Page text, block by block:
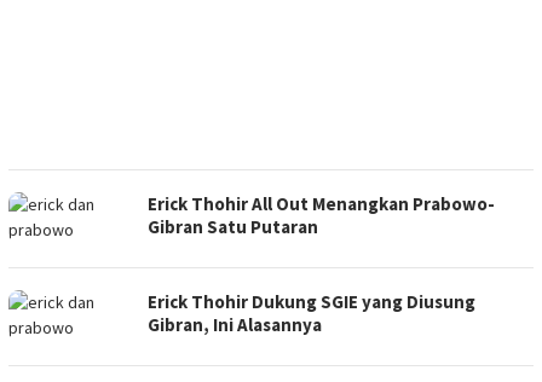
Erick Thohir All Out Menangkan Prabowo-
Gibran Satu Putaran
Erick Thohir Dukung SGIE yang Diusung
Gibran, Ini Alasannya